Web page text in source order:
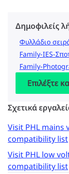
Δημοφιλείς
Φυλλάδιο
Family-IES-
Family-
Επιλέξτε
Σχετικά
Visit PHL mains
compatibility list
Visit PHL low
compatibility list